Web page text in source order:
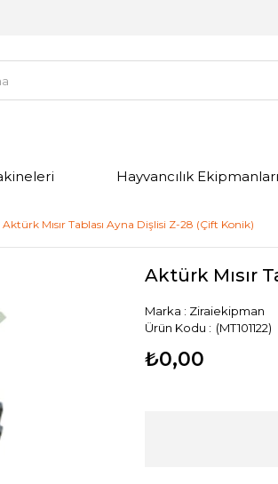
Hayvancılık Ekipmanları
Aktürk Mısır Tablası Ayna Dişlisi Z-28 (Çift Konik)
Aktürk Mısır
Marka : Ziraiekipman
(MT101122)
₺0,00